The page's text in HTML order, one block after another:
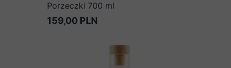
Porzeczki 700 ml
159,00 PLN